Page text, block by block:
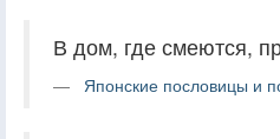
В дом, где смеются,
Японские пословицы и